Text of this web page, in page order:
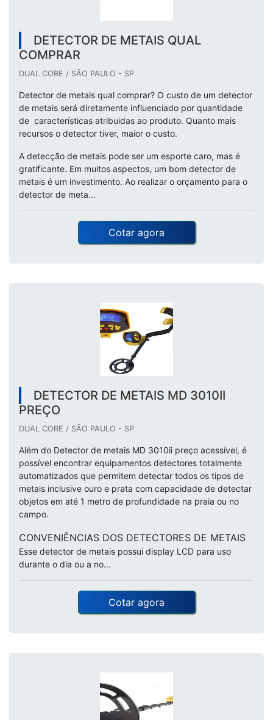
DETECTOR DE METAIS QUAL
COMPRAR
DUAL CORE / SÃO PAULO - SP
Detector de metais qual comprar? O custo de um detector
de metais será diretamente influenciado por quantidade
de características atribuidas ao produto. Quanto mais
recursos o detector tiver, maior o custo.
A detecção de metais pode ser um esporte caro, mas é
gratificante. Em muitos aspectos, um bom detector de
metais é um investimento. Ao realizar o orçamento para o
detector de meta...
Cotar agora
DETECTOR DE METAIS MD 3010II
PREÇO
DUAL CORE / SÃO PAULO - SP
Além do Detector de metais MD 3010ii preço acessível, é
possível encontrar equipamentos detectores totalmente
automatizados que permitem detectar todos os tipos de
metais inclusive ouro e prata com capacidade de detectar
objetos em até 1 metro de profundidade na praia ou no
campo.
CONVENIÊNCIAS DOS DETECTORES DE METAIS
Esse detector de metais possui display LCD para uso
durante o dia ou a no...
Cotar agora